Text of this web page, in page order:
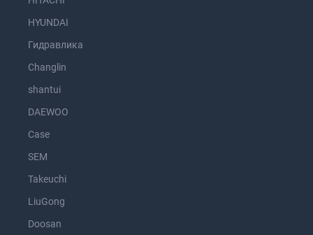
HYUNDAI
Гидравлика
Changlin
shantui
DAEWOO
Case
SEM
Takeuchi
LiuGong
Doosan